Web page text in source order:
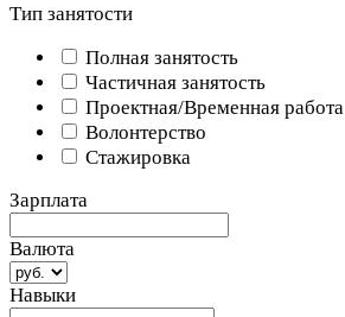
Тип занятости
Полная занятость
Частичная занятость
Проектная/Временная работа
Волонтерство
Стажировка
Зарплата
Валюта
Навыки